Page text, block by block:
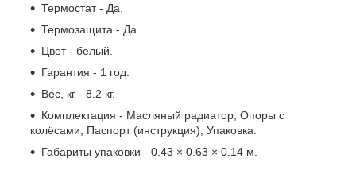
Термостат - Да.
Термозащита - Да.
Цвет - белый.
Гарантия - 1 год.
Вес, кг - 8.2 кг.
Комплектация - Масляный радиатор, Опоры с
колёсами, Паспорт (инструкция), Упаковка.
Габариты упаковки - 0.43 × 0.63 × 0.14 м.